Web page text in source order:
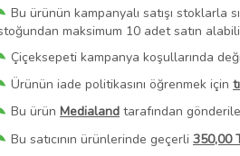
Bu ürünün kampanyalı satışı stoklarla
maksimum 10 adet satın
Çiçeksepeti kampanya koşullarında
Ürünün iade politikasını öğrenmek için
Bu ürün Medialand tarafından
Bu satıcının ürünlerinde geçerli 350,00